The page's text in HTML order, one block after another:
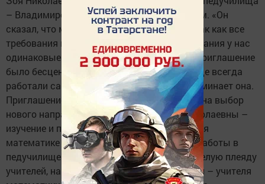
– Владимиром Александровичем Гришиным. «Он
сказал, что мы должны работать вместе, так как все
требования к знаниям и методике преподавания у нас
одинаковые. И пригласил работать, такое приглашение
было бесценным, в педагогическом училище всегда
работали самые опытные учителя»,­ – вспоминает она.
Приглашение сильного педагога повлияло на выбор
нового направления деятельности Зои Николаевны –
изучение и преподавание методики обучения
математике в начальной школе. За 26 лет работы в
педучилище Зоя Мальченко подготовила целую плеяду
учителей, на выбор будущей специальности – учителя